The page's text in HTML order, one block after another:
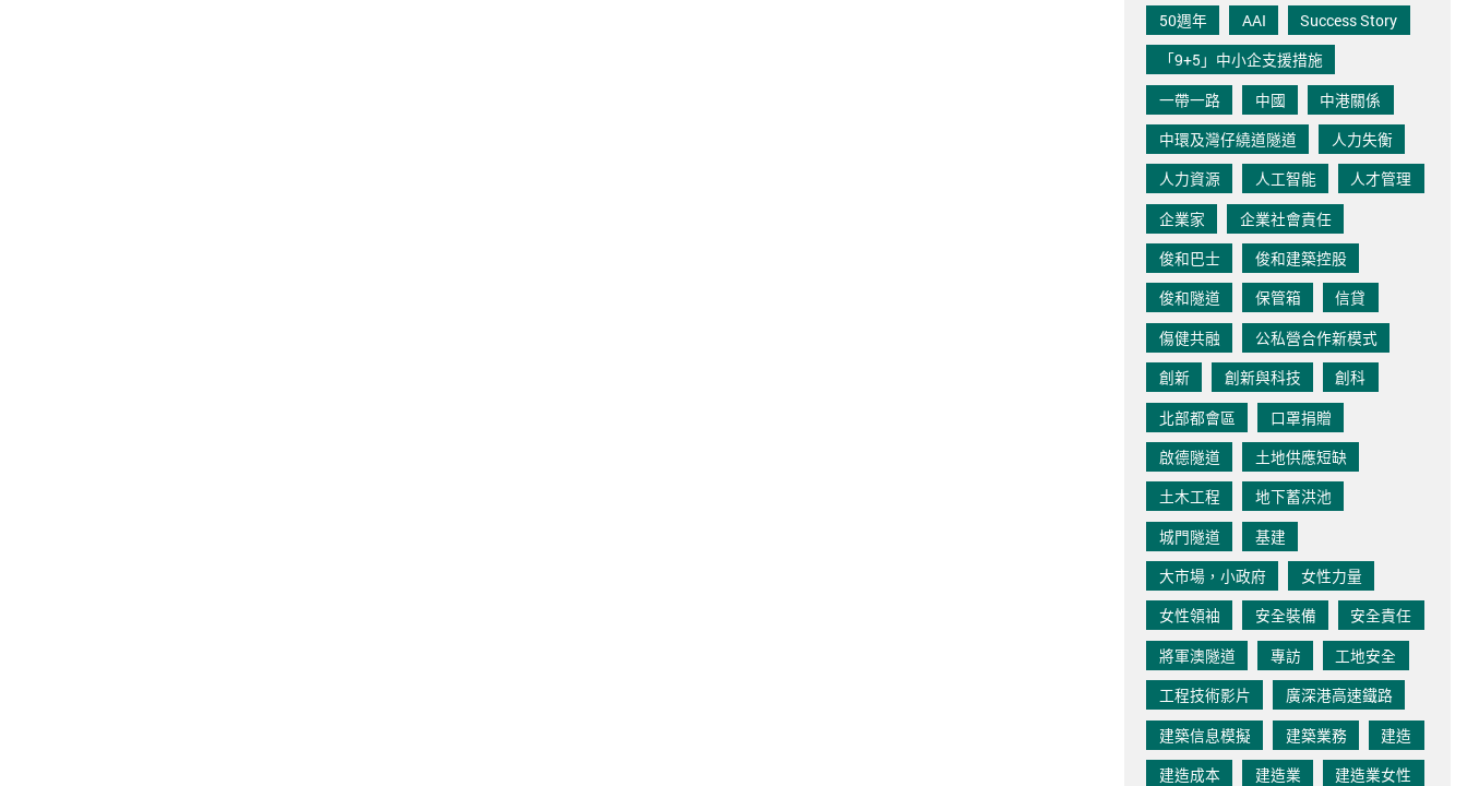
50週年 AAI
Success Story
「9+5」中小企支援措施
一帶一路
中國
中港關係
中環及灣仔繞道隧道
人力失衡
人力資源
人工智能
人才管理
企業家
企業社會責任
俊和巴士
俊和建築控股
俊和隧道
保管箱
信貸
傷健共融
公私營合作新模式
創新
創新與科技
創科
北部都會區
口罩捐贈
啟德隧道
土地供應短缺
土木工程
地下蓄洪池
城門隧道
基建
大市場，小政府
女性力量
女性領袖
安全裝備
安全責任
將軍澳隧道
專訪
工地安全
工程技術影片
廣深港高速鐵路
建築信息模擬
建築業務
建造
建造成本
建造業
建造業女性